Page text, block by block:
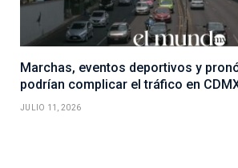
Marchas, eventos deportivos y
podrían complicar el tráfico en
JULIO 11, 2026